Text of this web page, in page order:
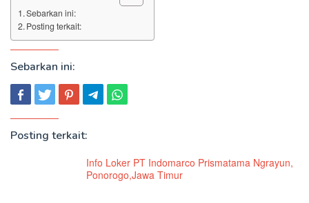
Sebarkan ini:
Posting terkait:
Sebarkan ini:
Posting terkait:
Info Loker PT Indomarco Prismatama Ngrayun,
Ponorogo,Jawa Timur